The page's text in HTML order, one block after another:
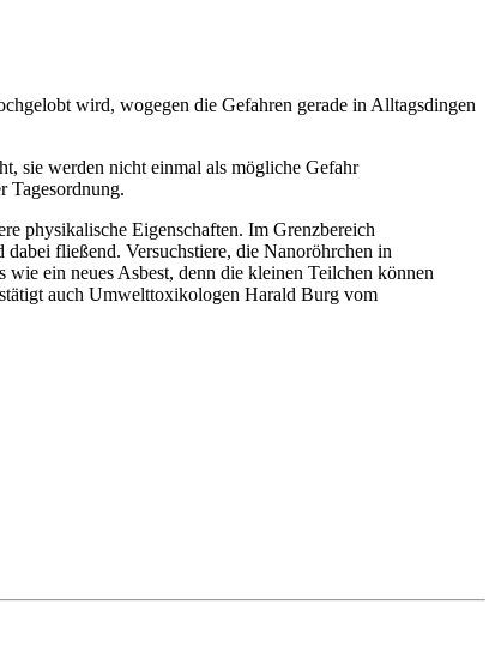
wird, wogegen die Gefahren gerade in Alltagsdingen
sie werden nicht einmal als mögliche Gefahr
Tagesordnung.
physikalische Eigenschaften. Im Grenzbereich
fließend. Versuchstiere, die Nanoröhrchen in
ein neues Asbest, denn die kleinen Teilchen können
auch Umwelttoxikologen Harald Burg vom